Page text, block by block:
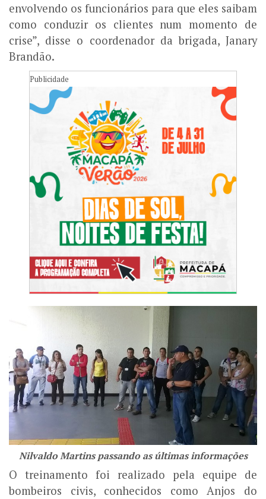
envolvendo os funcionários para que eles saibam
como conduzir os clientes num momento de
crise”, disse o coordenador da brigada, Janary
Brandão.
Publicidade
Nilvaldo Martins passando as últimas informações
O treinamento foi realizado pela equipe de
bombeiros civis, conhecidos como Anjos do